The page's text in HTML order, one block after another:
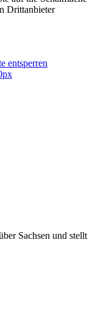
Drittanbieter
entsperren
Sachsen und stellt